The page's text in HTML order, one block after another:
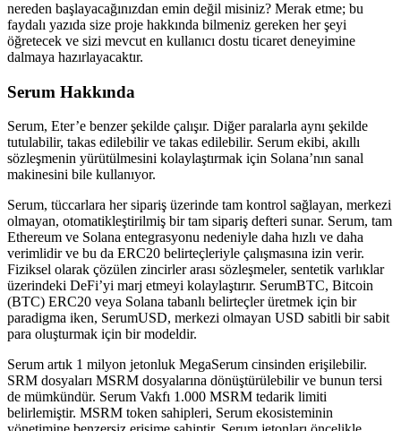
nereden başlayacağınızdan emin değil misiniz? Merak etme; bu
faydalı yazıda size proje hakkında bilmeniz gereken her şeyi
öğretecek ve sizi mevcut en kullanıcı dostu ticaret deneyimine
dalmaya hazırlayacaktır.
Serum Hakkında
Serum, Eter’e benzer şekilde çalışır. Diğer paralarla aynı şekilde
tutulabilir, takas edilebilir ve takas edilebilir. Serum ekibi, akıllı
sözleşmenin yürütülmesini kolaylaştırmak için Solana’nın sanal
makinesini bile kullanıyor.
Serum, tüccarlara her sipariş üzerinde tam kontrol sağlayan, merkezi
olmayan, otomatikleştirilmiş bir tam sipariş defteri sunar. Serum, tam
Ethereum ve Solana entegrasyonu nedeniyle daha hızlı ve daha
verimlidir ve bu da ERC20 belirteçleriyle çalışmasına izin verir.
Fiziksel olarak çözülen zincirler arası sözleşmeler, sentetik varlıklar
üzerindeki DeFi’yi marj etmeyi kolaylaştırır. SerumBTC, Bitcoin
(BTC) ERC20 veya Solana tabanlı belirteçler üretmek için bir
paradigma iken, SerumUSD, merkezi olmayan USD sabitli bir sabit
para oluşturmak için bir modeldir.
Serum artık 1 milyon jetonluk MegaSerum cinsinden erişilebilir.
SRM dosyaları MSRM dosyalarına dönüştürülebilir ve bunun tersi
de mümkündür. Serum Vakfı 1.000 MSRM tedarik limiti
belirlemiştir. MSRM token sahipleri, Serum ekosisteminin